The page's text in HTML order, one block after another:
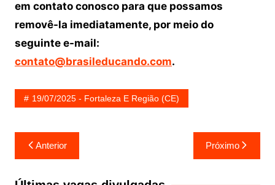
em contato conosco para que possamos
removê-la imediatamente, por meio do
seguinte e-mail:
contato@brasileducando.com.
19/07/2025 - Fortaleza E Região (CE)
Navegação
de
Post
Anterior Próximo